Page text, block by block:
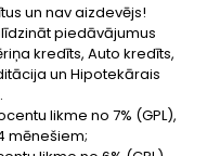
un nav aizdevējs!
piedāvājumus
kredīts, Auto kredīts,
un Hipotekārais
likme no 7% (GPL),
mēnešiem;